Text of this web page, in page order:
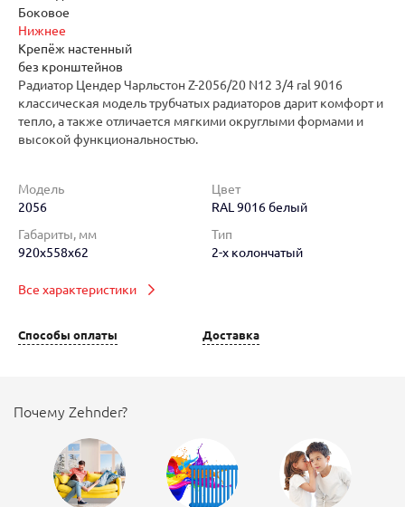
Боковое
Нижнее
Крепёж настенный
без кронштейнов
Радиатор Цендер Чарльстон Z-2056/20 N12 3/4 ral 9016
классическая модель трубчатых радиаторов дарит комфорт и
тепло, а также отличается мягкими округлыми формами и
высокой функциональностью.
Модель
2056
Цвет
RAL 9016 белый
Габариты, мм
920x558x62
Тип
2-х колончатый
Все характеристики
Способы оплаты Доставка
Почему Zehnder?